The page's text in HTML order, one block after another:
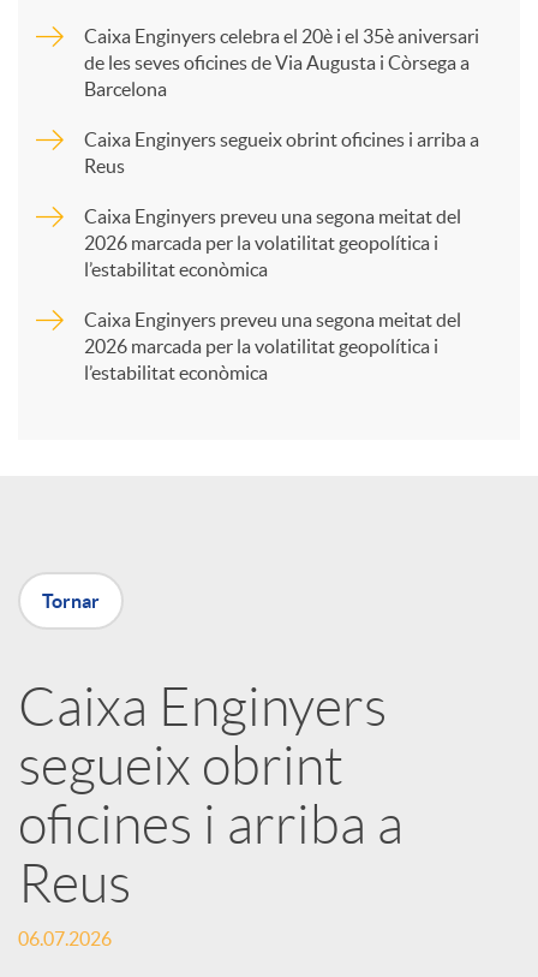
t
X
a
r
x
e
Caixa Enginyers celebra el 20è i el 35è aniversari
de les seves oficines de Via Augusta i Còrsega a
Barcelona
Caixa Enginyers segueix obrint oficines i arriba a
Reus
Caixa Enginyers preveu una segona meitat del
2026 marcada per la volatilitat geopolítica i
l’estabilitat econòmica
Caixa Enginyers preveu una segona meitat del
2026 marcada per la volatilitat geopolítica i
l’estabilitat econòmica
Tornar
Caixa Enginyers
segueix obrint
oficines i arriba a
Reus
06.07.2026